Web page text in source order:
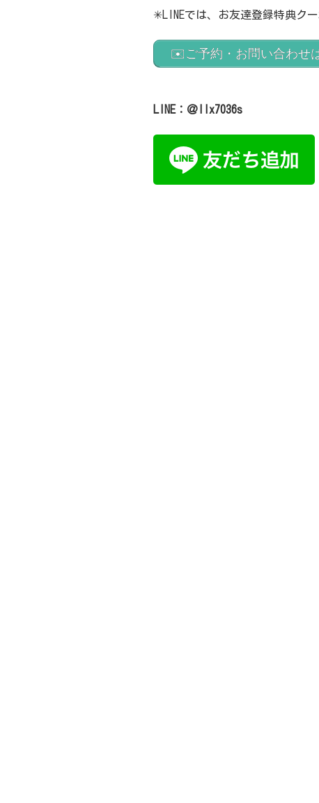
✳︎LINEでは、お友達登録特典ク
✉️ご予約・お問い合わせ
LINE：＠llx7036s